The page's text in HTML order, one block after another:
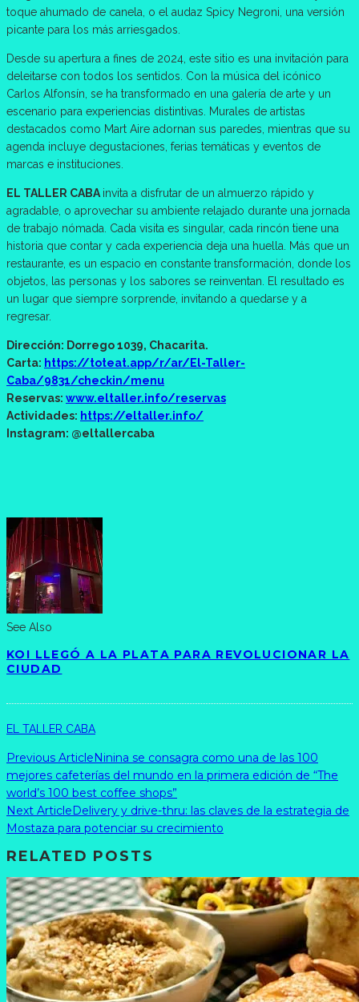
toque ahumado de canela, o el audaz Spicy Negroni, una versión
picante para los más arriesgados.
Desde su apertura a fines de 2024, este sitio es una invitación para
deleitarse con todos los sentidos. Con la música del icónico
Carlos Alfonsín, se ha transformado en una galería de arte y un
escenario para experiencias distintivas. Murales de artistas
destacados como Mart Aire adornan sus paredes, mientras que su
agenda incluye degustaciones, ferias temáticas y eventos de
marcas e instituciones.
EL TALLER CABA invita a disfrutar de un almuerzo rápido y
agradable, o aprovechar su ambiente relajado durante una jornada
de trabajo nómada. Cada visita es singular, cada rincón tiene una
historia que contar y cada experiencia deja una huella. Más que un
restaurante, es un espacio en constante transformación, donde los
objetos, las personas y los sabores se reinventan. El resultado es
un lugar que siempre sorprende, invitando a quedarse y a
regresar.
Dirección: Dorrego 1039, Chacarita.
Carta: https://toteat.app/r/ar/El-Taller-
Caba/9831/checkin/menu
Reservas: www.eltaller.info/reservas
Actividades: https://eltaller.info/
Instagram: @eltallercaba
See Also
KOI LLEGÓ A LA PLATA PARA REVOLUCIONAR LA
CIUDAD
EL TALLER CABA
Previous ArticleNinina se consagra como una de las 100
mejores cafeterías del mundo en la primera edición de “The
world’s 100 best coffee shops”
Next ArticleDelivery y drive-thru: las claves de la estrategia de
Mostaza para potenciar su crecimiento
RELATED POSTS